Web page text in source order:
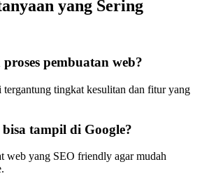
yang Sering
pembuatan web?
tergantung tingkat kesulitan dan fitur yang
tampil di Google?
web yang SEO friendly agar mudah